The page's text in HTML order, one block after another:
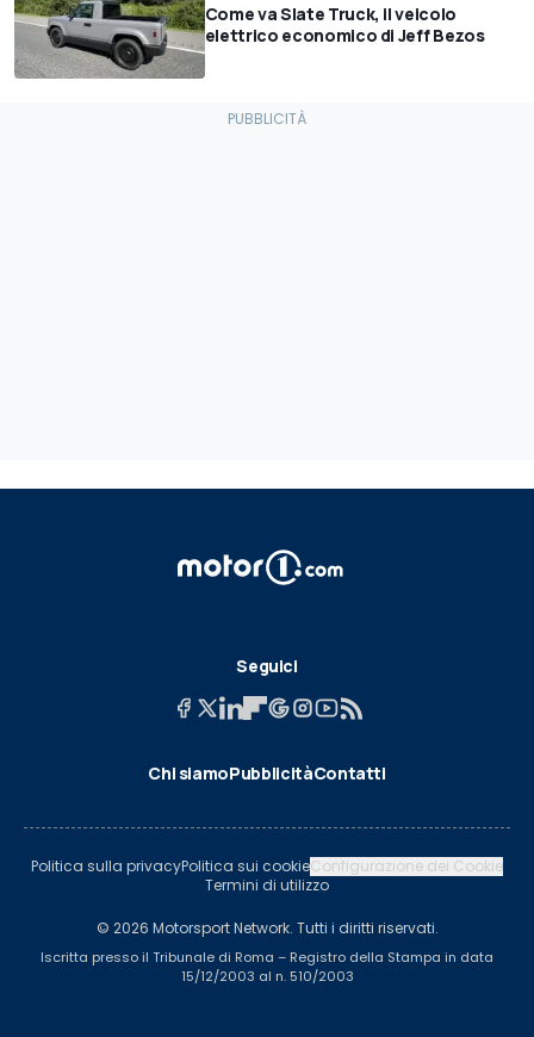
Come va Slate Truck, il veicolo
elettrico economico di Jeff Bezos
Seguici
Chi siamoPubblicitàContatti
Politica sulla privacyPolitica sui cookieConfigurazione dei Cookie
Termini di utilizzo
© 2026 Motorsport Network. Tutti i diritti riservati.
Iscritta presso il Tribunale di Roma – Registro della Stampa in data
15/12/2003 al n. 510/2003